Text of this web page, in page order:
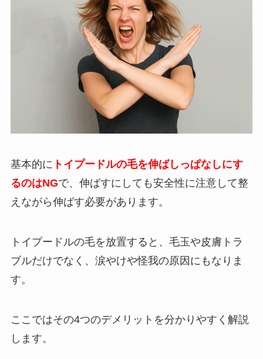
基本的に トイプードルの毛を伸ばしっぱなしにす
るのはNGで、伸ばすにしても安全性に注意して整
えながら伸ばす必要があります。
トイプードルの毛を放置すると、毛玉や皮膚トラ
ブルだけでなく、涙やけや怪我の原因にもなりま
す。
ここではその4つのデメリットを分かりやすく解説
します。